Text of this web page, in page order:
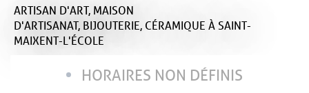
ARTISAN D'ART, MAISON
D'ARTISANAT, BIJOUTERIE, CÉRAMIQUE À SAINT-
MAIXENT-L'ÉCOLE
HORAIRES NON DÉFINIS